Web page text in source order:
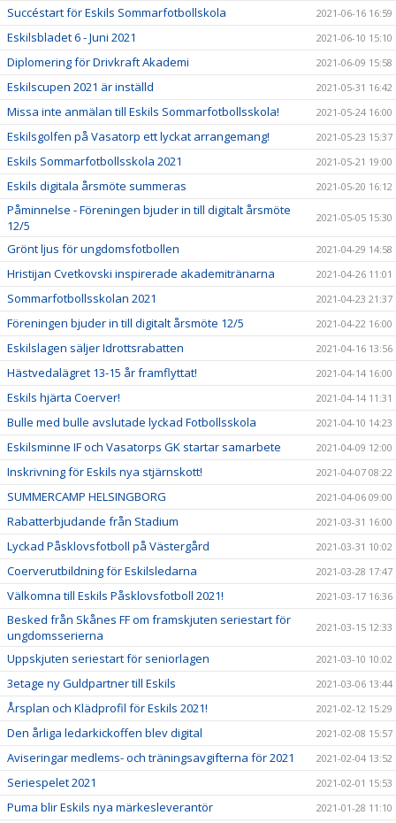
Succéstart för Eskils Sommarfotbollskola 2021-06-16 16:59
Eskilsbladet 6 - Juni 2021 2021-06-10 15:10
Diplomering för Drivkraft Akademi 2021-06-09 15:58
Eskilscupen 2021 är inställd 2021-05-31 16:42
Missa inte anmälan till Eskils Sommarfotbollsskola! 2021-05-24 16:00
Eskilsgolfen på Vasatorp ett lyckat arrangemang! 2021-05-23 15:37
Eskils Sommarfotbollsskola 2021 2021-05-21 19:00
Eskils digitala årsmöte summeras 2021-05-20 16:12
Påminnelse - Föreningen bjuder in till digitalt årsmöte
12/5
2021-05-05 15:30
Grönt ljus för ungdomsfotbollen 2021-04-29 14:58
Hristijan Cvetkovski inspirerade akademitränarna 2021-04-26 11:01
Sommarfotbollsskolan 2021 2021-04-23 21:37
Föreningen bjuder in till digitalt årsmöte 12/5 2021-04-22 16:00
Eskilslagen säljer Idrottsrabatten 2021-04-16 13:56
Hästvedalägret 13-15 år framflyttat! 2021-04-14 16:00
Eskils hjärta Coerver! 2021-04-14 11:31
Bulle med bulle avslutade lyckad Fotbollsskola 2021-04-10 14:23
Eskilsminne IF och Vasatorps GK startar samarbete 2021-04-09 12:00
Inskrivning för Eskils nya stjärnskott! 2021-04-07 08:22
SUMMERCAMP HELSINGBORG 2021-04-06 09:00
Rabatterbjudande från Stadium 2021-03-31 16:00
Lyckad Påsklovsfotboll på Västergård 2021-03-31 10:02
Coerverutbildning för Eskilsledarna 2021-03-28 17:47
Välkomna till Eskils Påsklovsfotboll 2021! 2021-03-17 16:36
Besked från Skånes FF om framskjuten seriestart för
ungdomsserierna
2021-03-15 12:33
Uppskjuten seriestart för seniorlagen 2021-03-10 10:02
3etage ny Guldpartner till Eskils 2021-03-06 13:44
Årsplan och Klädprofil för Eskils 2021! 2021-02-12 15:29
Den årliga ledarkickoffen blev digital 2021-02-08 15:57
Aviseringar medlems- och träningsavgifterna för 2021 2021-02-04 13:52
Seriespelet 2021 2021-02-01 15:53
Puma blir Eskils nya märkesleverantör 2021-01-28 11:10